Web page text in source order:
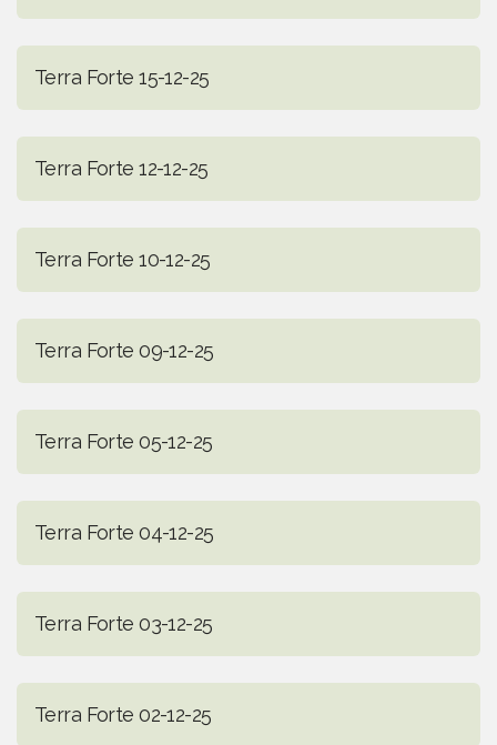
Terra Forte 15-12-25
Terra Forte 12-12-25
Terra Forte 10-12-25
Terra Forte 09-12-25
Terra Forte 05-12-25
Terra Forte 04-12-25
Terra Forte 03-12-25
Terra Forte 02-12-25